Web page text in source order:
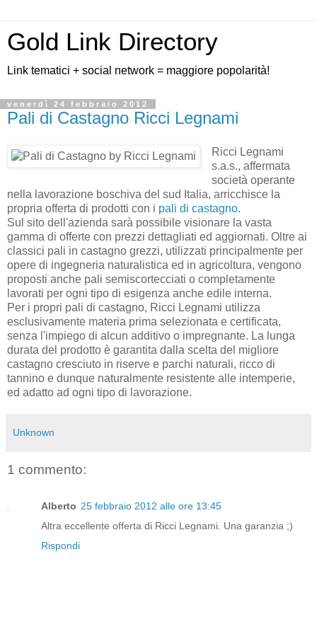
Gold Link Directory
Link tematici + social network = maggiore popolarità!
venerdì 24 febbraio 2012
Pali di Castagno Ricci Legnami
Ricci Legnami
s.a.s., affermata
società operante
nella lavorazione boschiva del sud Italia, arricchisce la
propria offerta di prodotti con i pali di castagno.
Sul sito dell'azienda sarà possibile visionare la vasta
gamma di offerte con prezzi dettagliati ed aggiornati. Oltre ai
classici pali in castagno grezzi, utilizzati principalmente per
opere di ingegneria naturalistica ed in agricoltura, vengono
proposti anche pali semiscortecciati o completamente
lavorati per ogni tipo di esigenza anche edile interna.
Per i propri pali di castagno, Ricci Legnami utilizza
esclusivamente materia prima selezionata e certificata,
senza l'impiego di alcun additivo o impregnante. La lunga
durata del prodotto è garantita dalla scelta del migliore
castagno cresciuto in riserve e parchi naturali, ricco di
tannino e dunque naturalmente resistente alle intemperie,
ed adatto ad ogni tipo di lavorazione.
Unknown
1 commento:
Alberto 25 febbraio 2012 alle ore 13:45
Altra eccellente offerta di Ricci Legnami. Una garanzia ;)
Rispondi